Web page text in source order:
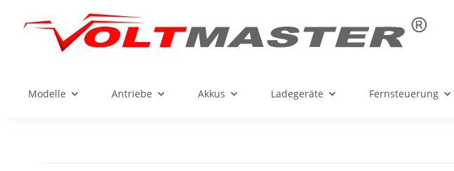
Modelle Antriebe Akkus Ladegeräte Fernsteuerung